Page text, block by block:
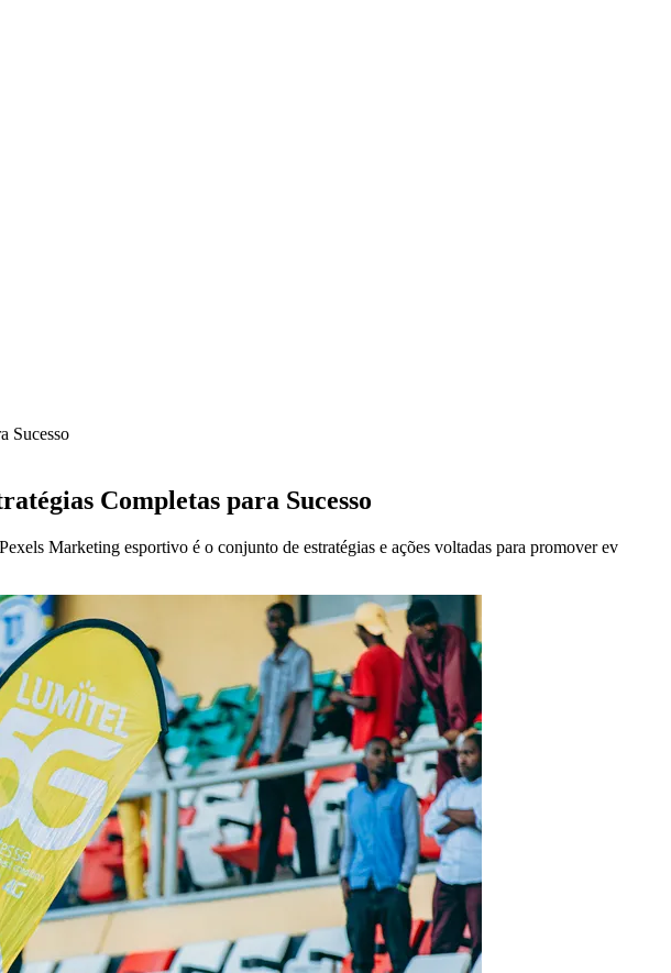
Sucesso
Completas para Sucesso
Marketing esportivo é o conjunto de estratégias e ações voltadas para promover ev